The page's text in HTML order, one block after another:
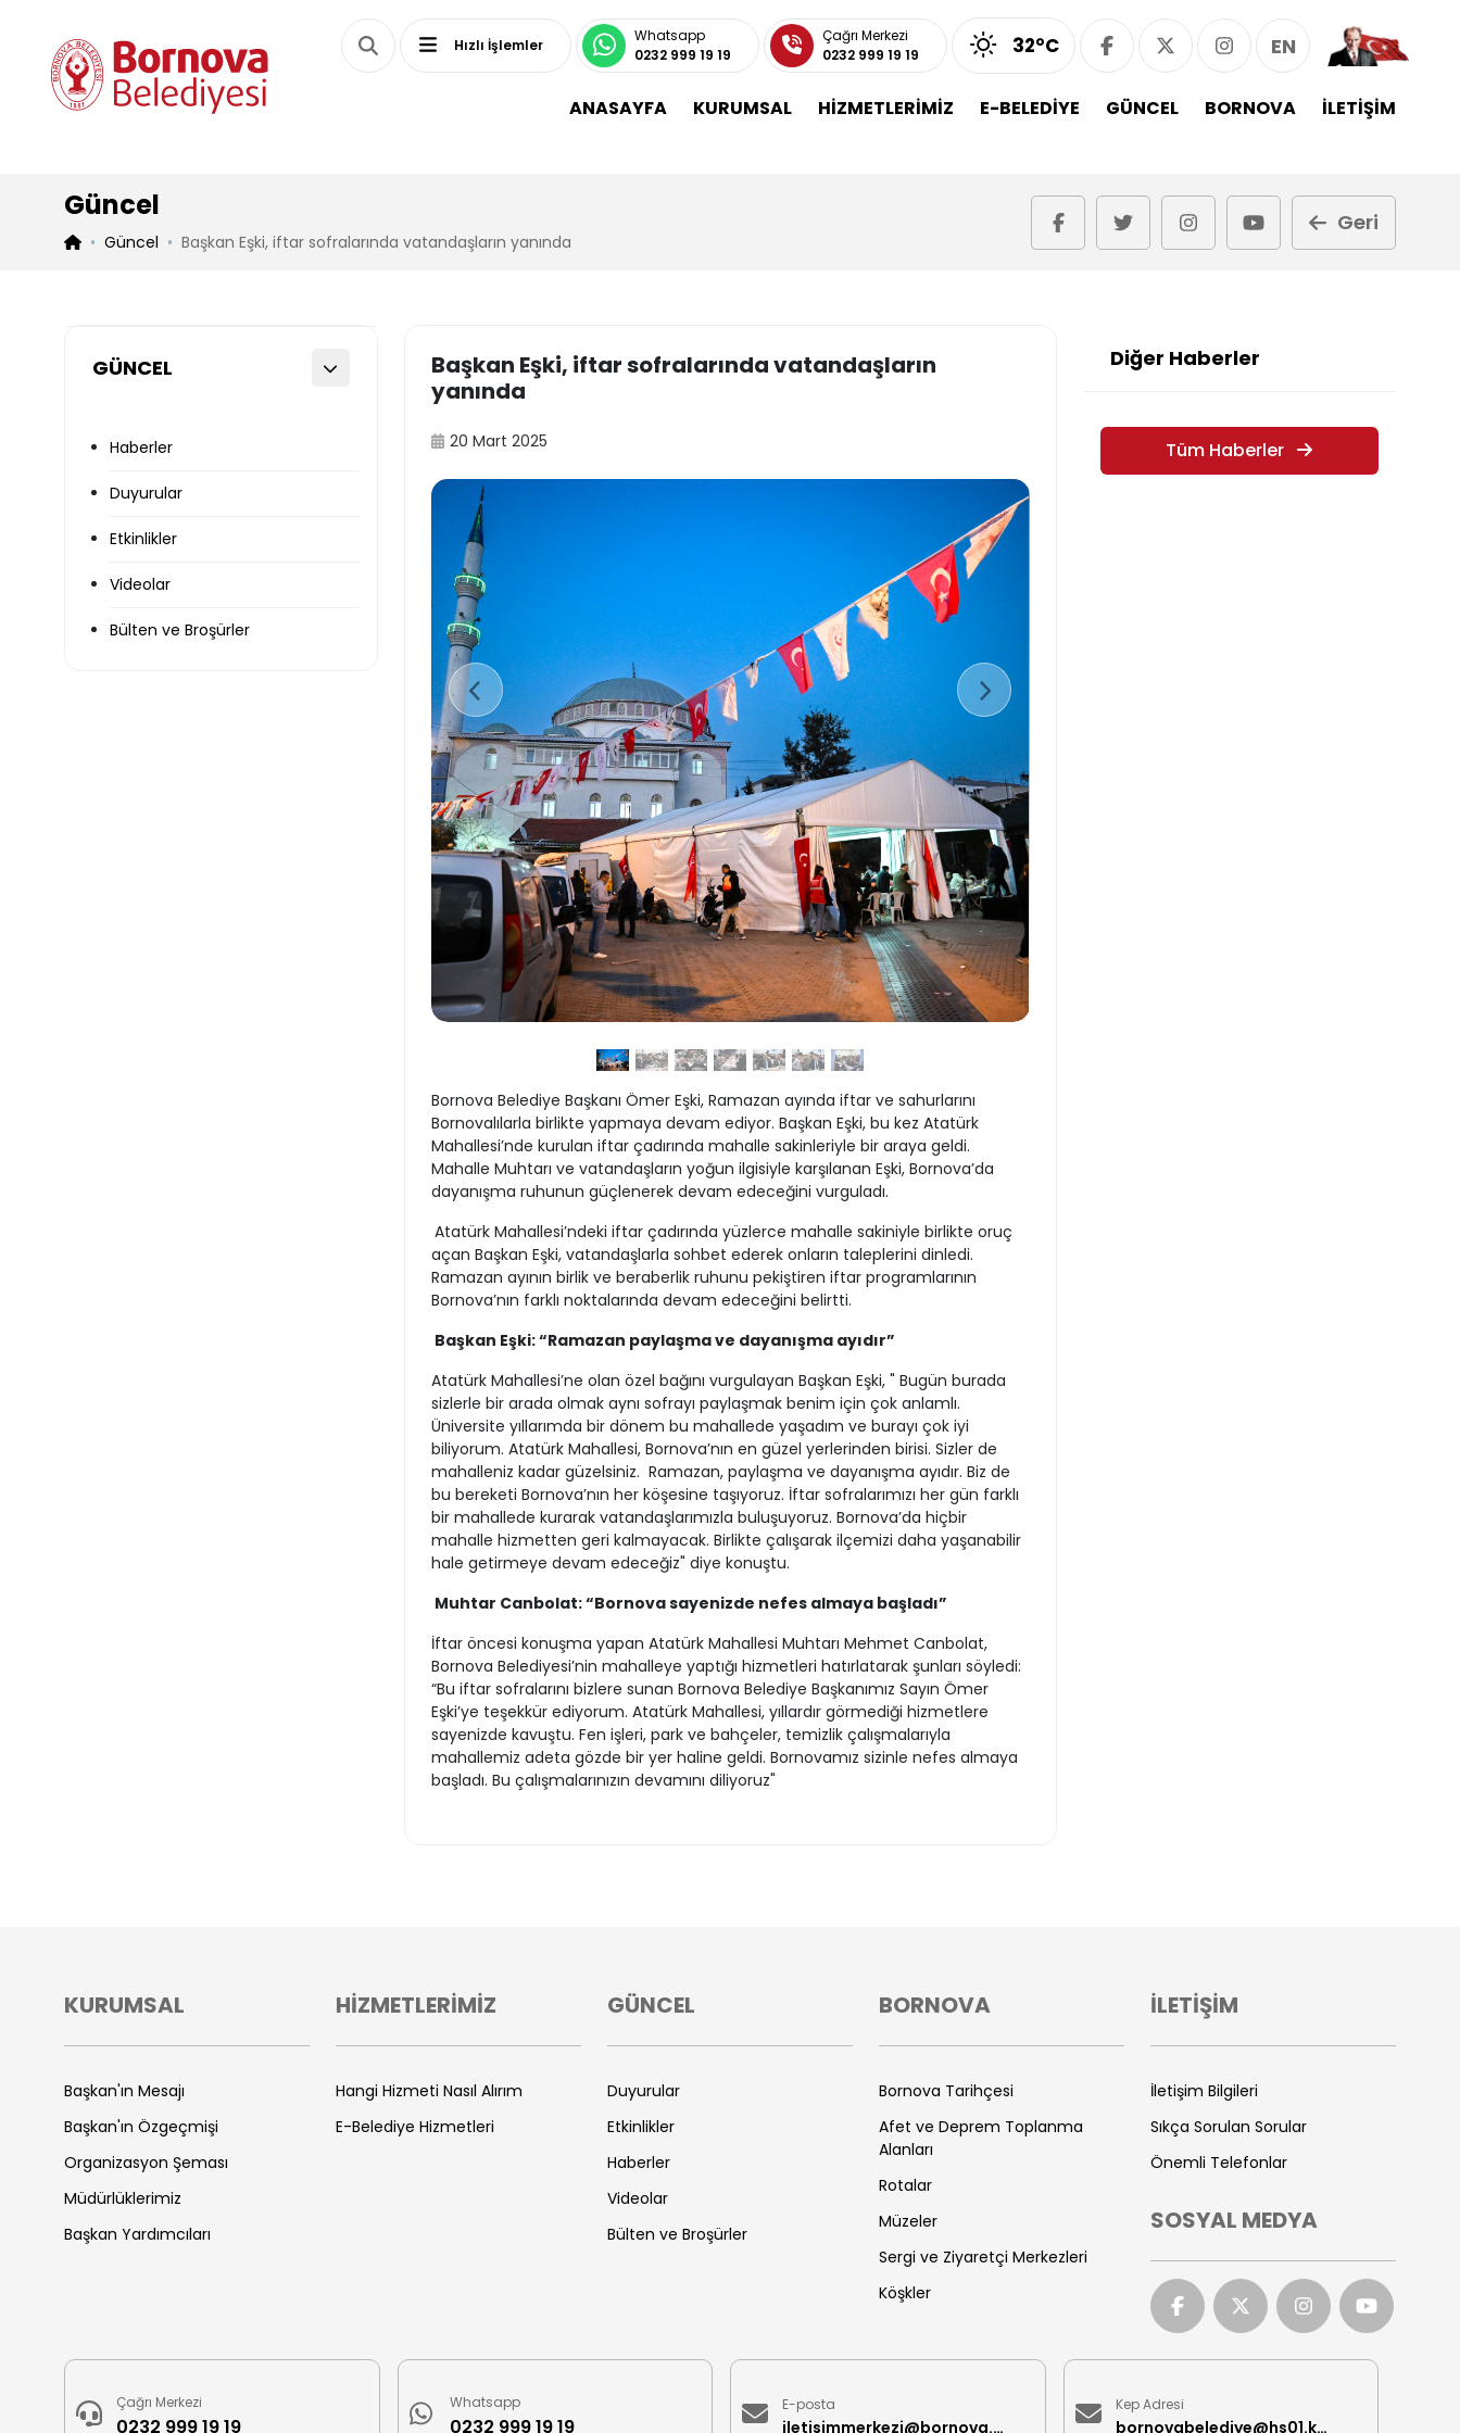
Hızlı İşlemler
Whatsapp
0232 999 19 19
Çağrı Merkezi
0232 999 19 19
32°C EN
ANASAYFA KURUMSAL HİZMETLERİMİZ E-BELEDİYE GÜNCEL BORNOVA İLETİŞİM
Güncel
Güncel Başkan Eşki, iftar sofralarında vatandaşların yanında
Geri
GÜNCEL
Haberler
Duyurular
Etkinlikler
Videolar
Bülten ve Broşürler
Başkan Eşki, iftar sofralarında vatandaşların
yanında
20 Mart 2025
Bornova Belediye Başkanı Ömer Eşki, Ramazan ayında iftar ve sahurlarını
Bornovalılarla birlikte yapmaya devam ediyor. Başkan Eşki, bu kez Atatürk
Mahallesi’nde kurulan iftar çadırında mahalle sakinleriyle bir araya geldi.
Mahalle Muhtarı ve vatandaşların yoğun ilgisiyle karşılanan Eşki, Bornova’da
dayanışma ruhunun güçlenerek devam edeceğini vurguladı.
Atatürk Mahallesi’ndeki iftar çadırında yüzlerce mahalle sakiniyle birlikte oruç
açan Başkan Eşki, vatandaşlarla sohbet ederek onların taleplerini dinledi.
Ramazan ayının birlik ve beraberlik ruhunu pekiştiren iftar programlarının
Bornova’nın farklı noktalarında devam edeceğini belirtti.
Başkan Eşki: “Ramazan paylaşma ve dayanışma ayıdır”
Atatürk Mahallesi’ne olan özel bağını vurgulayan Başkan Eşki, " Bugün burada
sizlerle bir arada olmak aynı sofrayı paylaşmak benim için çok anlamlı.
Üniversite yıllarımda bir dönem bu mahallede yaşadım ve burayı çok iyi
biliyorum. Atatürk Mahallesi, Bornova’nın en güzel yerlerinden birisi. Sizler de
mahalleniz kadar güzelsiniz. Ramazan, paylaşma ve dayanışma ayıdır. Biz de
bu bereketi Bornova’nın her köşesine taşıyoruz. İftar sofralarımızı her gün farklı
bir mahallede kurarak vatandaşlarımızla buluşuyoruz. Bornova’da hiçbir
mahalle hizmetten geri kalmayacak. Birlikte çalışarak ilçemizi daha yaşanabilir
hale getirmeye devam edeceğiz" diye konuştu.
Muhtar Canbolat: “Bornova sayenizde nefes almaya başladı”
İftar öncesi konuşma yapan Atatürk Mahallesi Muhtarı Mehmet Canbolat,
Bornova Belediyesi’nin mahalleye yaptığı hizmetleri hatırlatarak şunları söyledi:
“Bu iftar sofralarını bizlere sunan Bornova Belediye Başkanımız Sayın Ömer
Eşki’ye teşekkür ediyorum. Atatürk Mahallesi, yıllardır görmediği hizmetlere
sayenizde kavuştu. Fen işleri, park ve bahçeler, temizlik çalışmalarıyla
mahallemiz adeta gözde bir yer haline geldi. Bornovamız sizinle nefes almaya
başladı. Bu çalışmalarınızın devamını diliyoruz"
Diğer Haberler
Tüm Haberler
KURUMSAL
Başkan'ın Mesajı
Başkan'ın Özgeçmişi
Organizasyon Şeması
Müdürlüklerimiz
Başkan Yardımcıları
HİZMETLERİMİZ
Hangi Hizmeti Nasıl Alırım
E-Belediye Hizmetleri
GÜNCEL
Duyurular
Etkinlikler
Haberler
Videolar
Bülten ve Broşürler
BORNOVA
Bornova Tarihçesi
Afet ve Deprem Toplanma
Alanları
Rotalar
Müzeler
Sergi ve Ziyaretçi Merkezleri
Köşkler
İLETİŞİM
İletişim Bilgileri
Sıkça Sorulan Sorular
Önemli Telefonlar
SOSYAL MEDYA
Çağrı Merkezi
0232 999 19 19
Whatsapp
0232 999 19 19
E-posta
iletisimmerkezi@bornova.bel.tr
Kep Adresi
bornovabelediye@hs01.kep.tr